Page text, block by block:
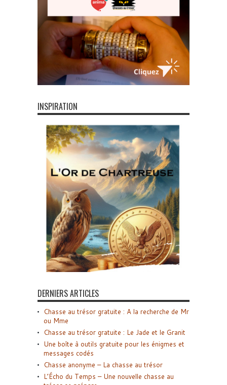
INSPIRATION
DERNIERS ARTICLES
Chasse au trésor gratuite : A la recherche de Mr
ou Mme
Chasse au trésor gratuite : Le Jade et le Granit
Une boîte à outils gratuite pour les énigmes et
messages codés
Chasse anonyme – La chasse au trésor
L’Écho du Temps – Une nouvelle chasse au